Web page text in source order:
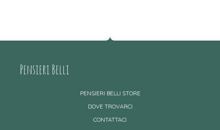
Pensieri Belli
PENSIERI BELLI STORE
DOVE TROVARCI
CONTATTACI